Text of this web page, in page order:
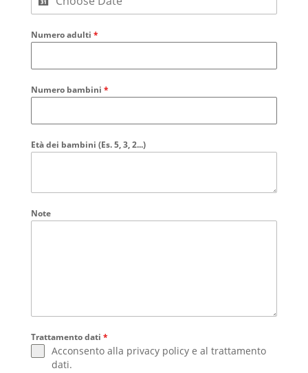
Numero adulti *
Numero bambini *
Età dei bambini (Es. 5, 3, 2...)
Note
Trattamento dati *
Acconsento alla privacy policye al trattamento
dati.